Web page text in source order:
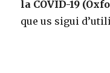
la COVID-19
que us sigui